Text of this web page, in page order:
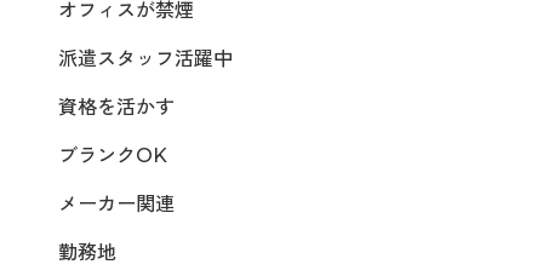
オフィスが禁煙
派遣スタッフ活躍中
資格を活かす
ブランクOK
メーカー関連
勤務地